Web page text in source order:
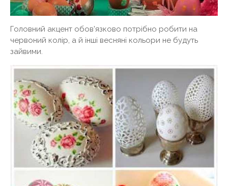
Головний акцент обов'язково потрібно робити на
червоний колір, а й інші весняні кольори не будуть
зайвими.